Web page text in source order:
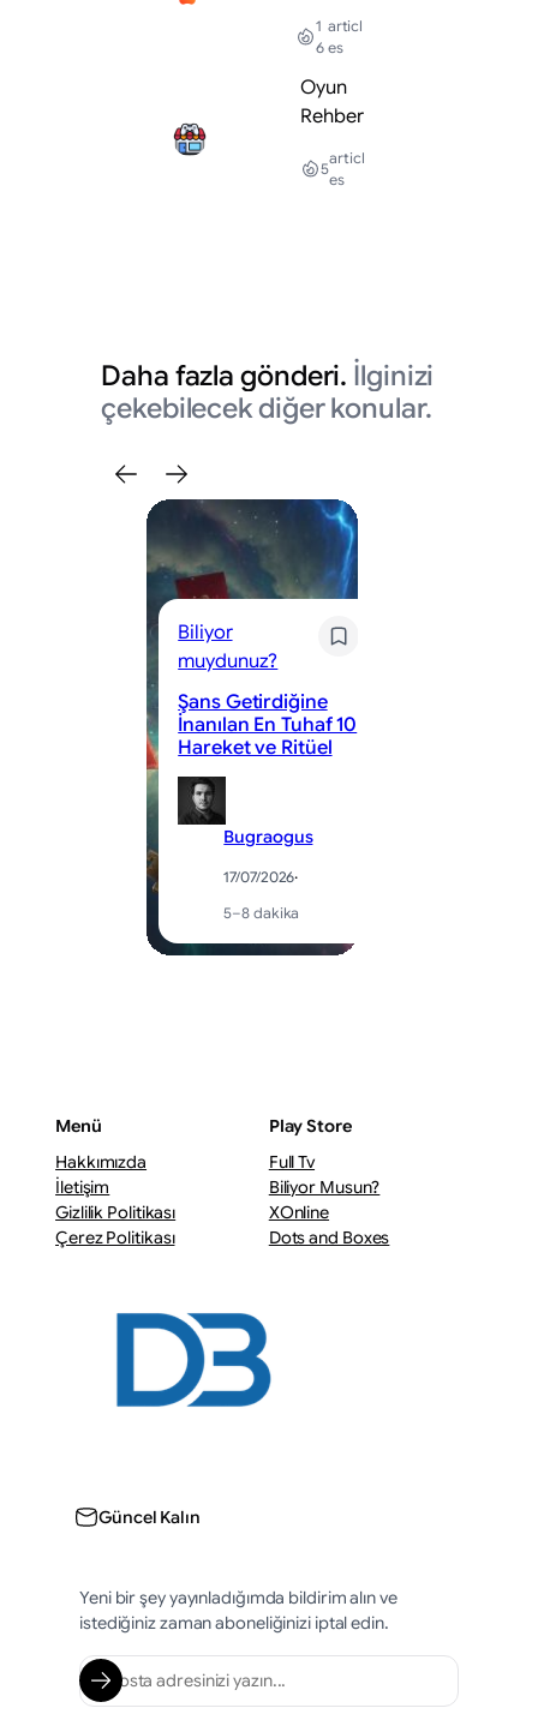
1
6
articl
es
Oyun
Rehber
5
articl
es
Daha fazla gönderi. İlginizi
çekebilecek diğer konular.
Biliyor
muydunuz?
Şans Getirdiğine
İnanılan En Tuhaf 10
Hareket ve Ritüel
Bugraogus
17/07/2026·
5–8 dakika
Menü
Hakkımızda
İletişim
Gizlilik Politikası
Çerez Politikası
Play Store
Full Tv
Biliyor Musun?
XOnline
Dots and Boxes
Güncel Kalın
Yeni bir şey yayınladığımda bildirim alın ve
istediğiniz zaman aboneliğinizi iptal edin.